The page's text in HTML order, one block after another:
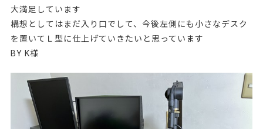
大満足しています
構想としてはまだ入り口でして、今後左側にも小さなデスク
を置いてＬ型に仕上げていきたいと思っています
BY K様